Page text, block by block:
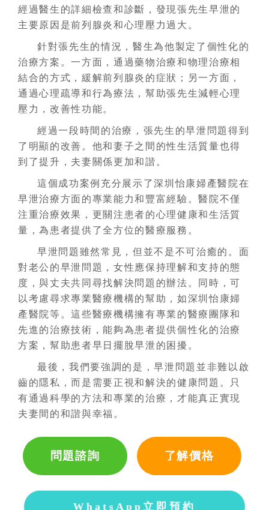
經過醫生的詳細檢查和診斷，發現張先生早泄的
主要原因是前列腺炎和心理壓力過大。
針對張先生的情況，醫生為他製定了個性化的
治療方案。一方面，通過藥物治療和物理治療相
結合的方式，緩解前列腺炎的症狀；另一方面，
通過心理疏導和行為療法，幫助張先生減輕心理
壓力，改善性功能。
經過一段時間的治療，張先生的早泄問題得到
了明顯的改善。他和妻子之間的性生活質量也得
到了提升，夫妻關係更加和諧。
這個成功案例充分展示了深圳怡康婦產醫院在
早泄治療方面的專業能力和豐富經驗。醫院不僅
注重治療效果，更關注患者的心理健康和生活質
量，為患者提供了全方位的醫療服務。
早泄問題雖然常見，但並不是不可治癒的。面
對老公的早泄問題，女性應保持理解和支持的態
度，與丈夫共同尋找解決問題的辦法。同時，可
以考慮尋求專業醫療機構的幫助，如深圳怡康婦
產醫院等。這些醫療機構擁有專業的醫療團隊和
先進的治療技術，能夠為患者提供個性化的治療
方案，幫助患者早日擺脫早泄的困擾。
最後，我們要強調的是，早泄問題並非難以啟
齒的隱私，而是需要正視和解決的健康問題。只
有通過科學的方法和專業的治療，才能真正實現
夫妻間的和諧與幸福。
問題諮詢 了解價格
WhatsApp立即預約